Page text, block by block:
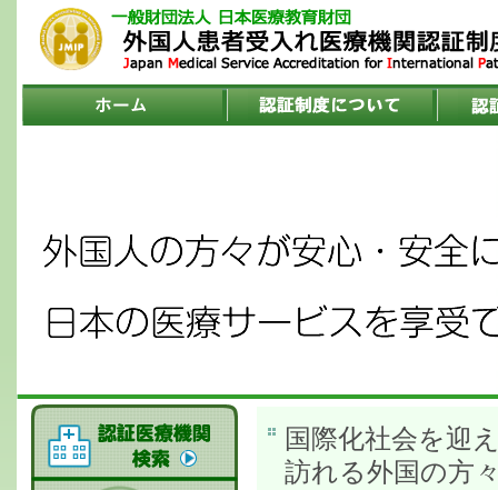
国際化社会を迎
訪れる外国の方